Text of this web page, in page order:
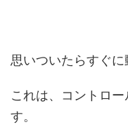
思いついたらすぐに
これは、コントロ
す。